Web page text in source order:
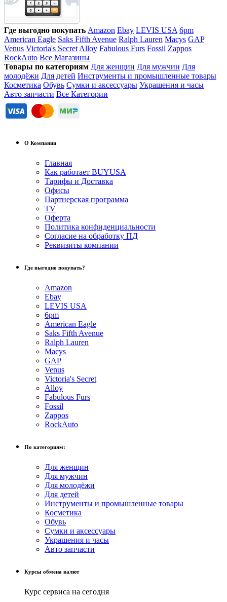
Где выгодно покупать Amazon Ebay LEVIS USA 6pm
American Eagle Saks Fifth Avenue Ralph Lauren Macys GAP
Venus Victoria's Secret Alloy Fabulous Furs Fossil Zappos
RockAuto Все Магазины
Товары по категориям Для женщин Для мужчин Для
молодёжи Для детей Инструменты и промышленные товары
Косметика Обувь Сумки и аксессуары Украшения и часы
Авто запчасти Все Категории
О Компании
Главная
Как работает BUYUSA
Тарифы и Доставка
Офисы
Партнерская программа
TV
Оферта
Политика конфиденциальности
Согласие на обработку ПД
Реквизиты компании
Где выгодно покупать?
Amazon
Ebay
LEVIS USA
6pm
American Eagle
Saks Fifth Avenue
Ralph Lauren
Macys
GAP
Venus
Victoria's Secret
Alloy
Fabulous Furs
Fossil
Zappos
RockAuto
По категориям:
Для женщин
Для мужчин
Для молодёжи
Для детей
Инструменты и промышленные товары
Косметика
Обувь
Сумки и аксессуары
Украшения и часы
Авто запчасти
Курсы обмена валют
Курс сервиса на сегодня